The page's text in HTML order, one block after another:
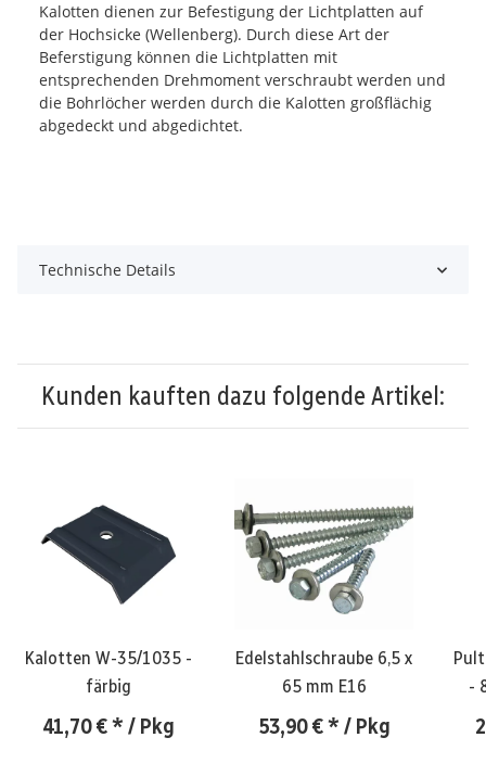
Kalotten dienen zur Befestigung der Lichtplatten auf
der Hochsicke (Wellenberg). Durch diese Art der
Beferstigung können die Lichtplatten mit
entsprechenden Drehmoment verschraubt werden und
die Bohrlöcher werden durch die Kalotten großflächig
abgedeckt und abgedichtet.
Technische Details
Kunden kauften dazu folgende Artikel:
Kalotten W-35/1035 -
färbig
41,70 €* / Pkg
Edelstahlschraube 6,5 x
65 mm E16
53,90 €* / Pkg
-